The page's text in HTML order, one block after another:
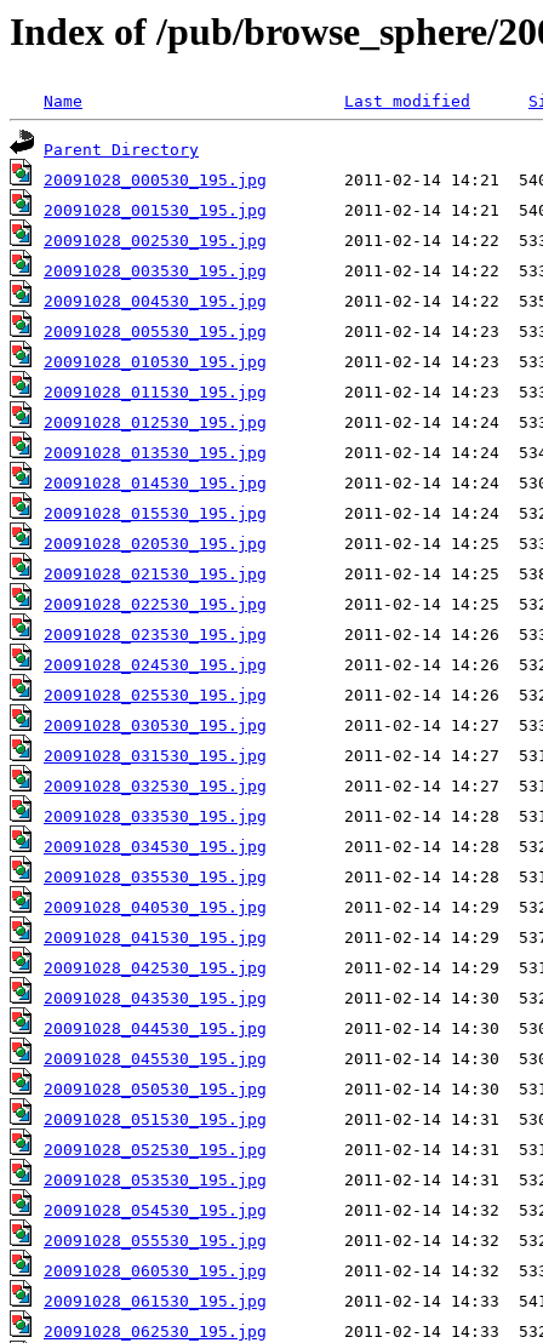
Index of /pub/browse_sphere/
Name Last modified
Parent Directory
20091028_000530_195.jpg
20091028_001530_195.jpg
20091028_002530_195.jpg
20091028_003530_195.jpg
20091028_004530_195.jpg
20091028_005530_195.jpg
20091028_010530_195.jpg
20091028_011530_195.jpg
20091028_012530_195.jpg
20091028_013530_195.jpg
20091028_014530_195.jpg
20091028_015530_195.jpg
20091028_020530_195.jpg
20091028_021530_195.jpg
20091028_022530_195.jpg
20091028_023530_195.jpg
20091028_024530_195.jpg
20091028_025530_195.jpg
20091028_030530_195.jpg
20091028_031530_195.jpg
20091028_032530_195.jpg
20091028_033530_195.jpg
20091028_034530_195.jpg
20091028_035530_195.jpg
20091028_040530_195.jpg
20091028_041530_195.jpg
20091028_042530_195.jpg
20091028_043530_195.jpg
20091028_044530_195.jpg
20091028_045530_195.jpg
20091028_050530_195.jpg
20091028_051530_195.jpg
20091028_052530_195.jpg
20091028_053530_195.jpg
20091028_054530_195.jpg
20091028_055530_195.jpg
20091028_060530_195.jpg
20091028_061530_195.jpg
20091028_062530_195.jpg